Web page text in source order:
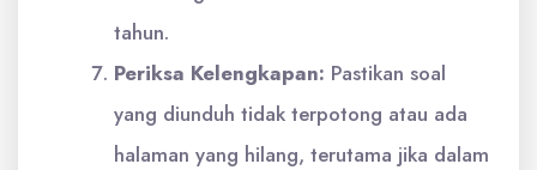
tahun.
Periksa Kelengkapan: Pastikan soal
yang diunduh tidak terpotong atau ada
halaman yang hilang, terutama jika dalam